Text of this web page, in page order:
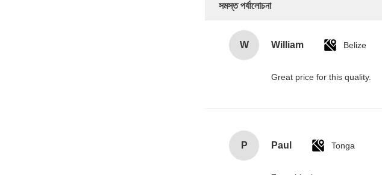
সমস্ত পর্যালোচনা
W William Belize
Great price for this quality.
P Paul Tonga